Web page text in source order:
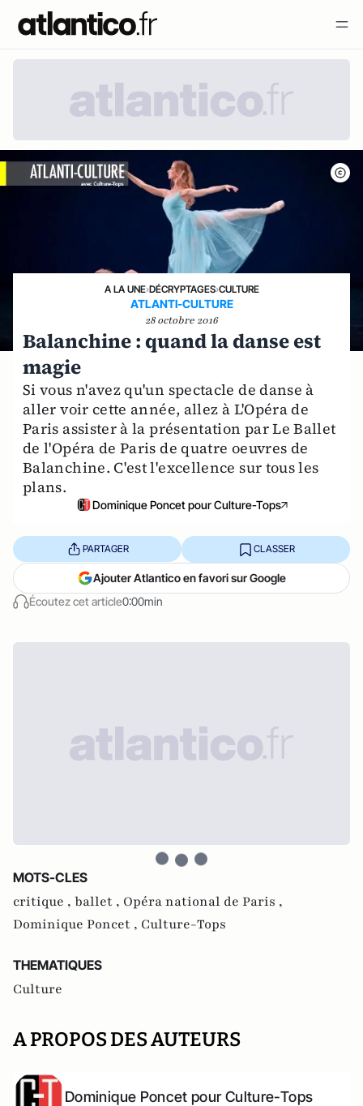
A LA UNE›DÉCRYPTAGES›CULTURE
ATLANTI-CULTURE
28 octobre 2016
Balanchine : quand la danse est
magie
Si vous n'avez qu'un spectacle de danse à
aller voir cette année, allez à L'Opéra de
Paris assister à la présentation par Le Ballet
de l'Opéra de Paris de quatre oeuvres de
Balanchine. C'est l'excellence sur tous les
plans.
Dominique Poncet pour Culture-Tops
Écoutez cet article0:00min
PARTAGER CLASSER
Ajouter Atlantico en favori sur Google
MOTS-CLES
critique , ballet , Opéra national de Paris ,
Dominique Poncet , Culture-Tops
THEMATIQUES
Culture
A PROPOS DES AUTEURS
Dominique Poncet pour Culture-Tops